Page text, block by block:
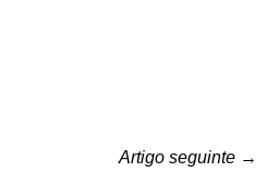
Artigo seguinte →